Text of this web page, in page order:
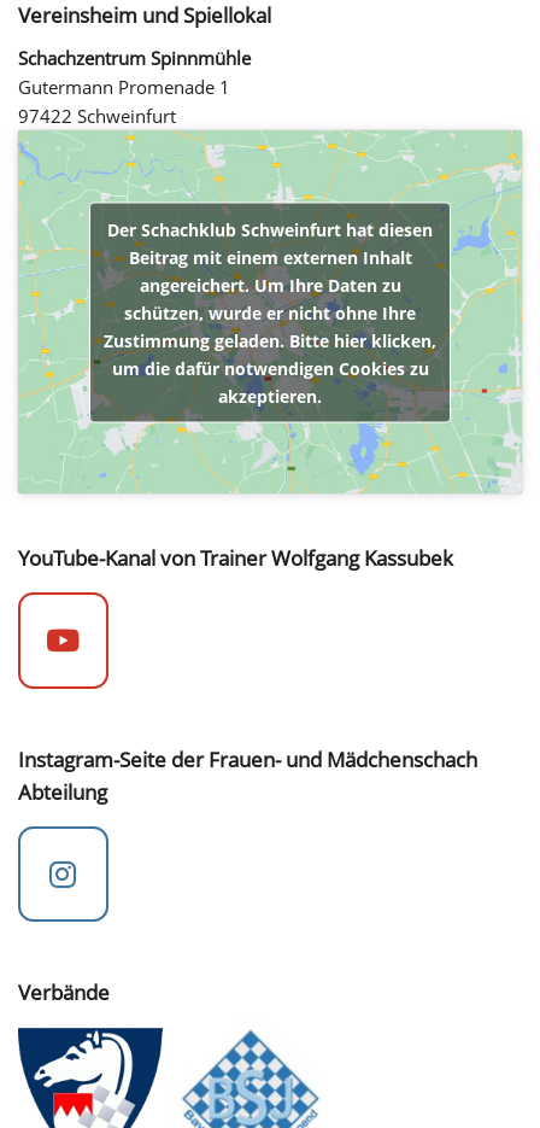
Vereinsheim und Spiellokal
Schachzentrum Spinnmühle
Gutermann Promenade 1
97422 Schweinfurt
Der Schachklub Schweinfurt hat diesen
Beitrag mit einem externen Inhalt
angereichert. Um Ihre Daten zu
schützen, wurde er nicht ohne Ihre
Zustimmung geladen. Bitte hier klicken,
um die dafür notwendigen Cookies zu
akzeptieren.
YouTube-Kanal von Trainer Wolfgang Kassubek
Instagram-Seite der Frauen- und Mädchenschach
Abteilung
Verbände